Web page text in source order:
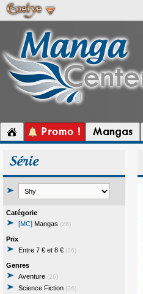
Promo ! Mangas
Série
Catégorie
[MC] Mangas (26)
Prix
Entre 7 € et 8 € (26)
Genres
Aventure (26)
Science Fiction (26)